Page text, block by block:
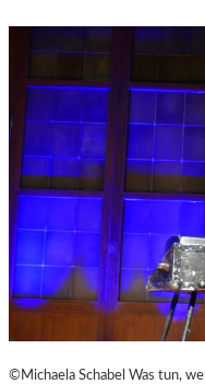
©Michaela Schabel Was tun,